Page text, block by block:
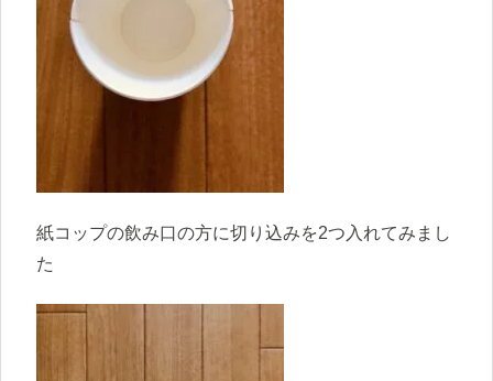
紙コップの飲み口の方に切り込みを2つ入れてみまし
た